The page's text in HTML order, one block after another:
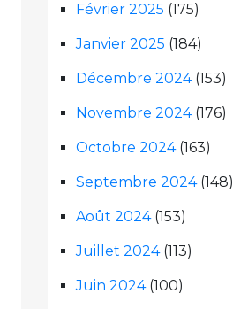
Février 2025 (175)
Janvier 2025 (184)
Décembre 2024(153)
Novembre 2024(176)
Octobre 2024(163)
Septembre 2024(148)
Août 2024(153)
Juillet 2024(113)
Juin 2024(100)